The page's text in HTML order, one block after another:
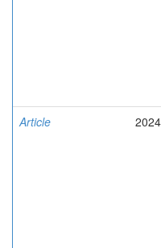
Article 2024